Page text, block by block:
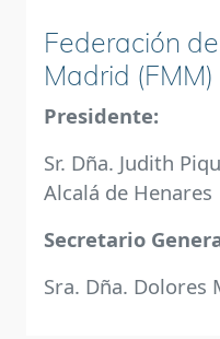
Federación
Madrid (FMM)
Presidente:
Sr. Dña. Judith
Alcalá de Henares
Secretario
Sra. Dña. Dolores